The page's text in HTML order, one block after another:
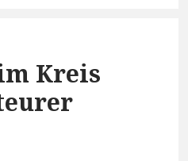
Kreis